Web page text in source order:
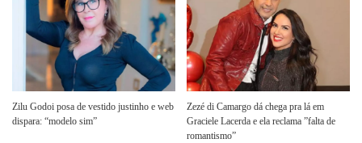
Zilu Godoi posa de vestido justinho e web
dispara: “modelo sim”
Zezé di Camargo dá chega pra lá em
Graciele Lacerda e ela reclama ”falta de
romantismo”